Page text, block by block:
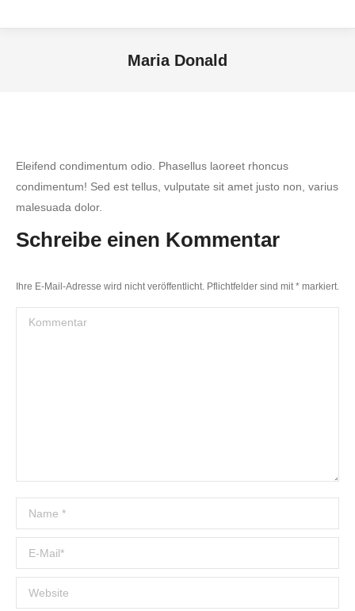
Maria Donald
Eleifend condimentum odio. Phasellus laoreet rhoncus
condimentum! Sed est tellus, vulputate sit amet justo non, varius
malesuada dolor.
Schreibe einen Kommentar
Ihre E-Mail-Adresse wird nicht veröffentlicht. Pflichtfelder sind mit* markiert.
Kommentar
Name *
E-Mail *
Website